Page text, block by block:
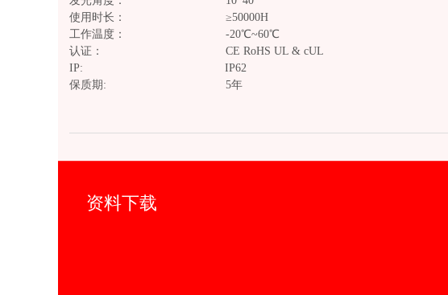
使用时长： ≥50000H
工作温度： -20℃~60℃
认证： CE RoHS UL & cUL
IP: IP62
保质期: 5年
资料下载